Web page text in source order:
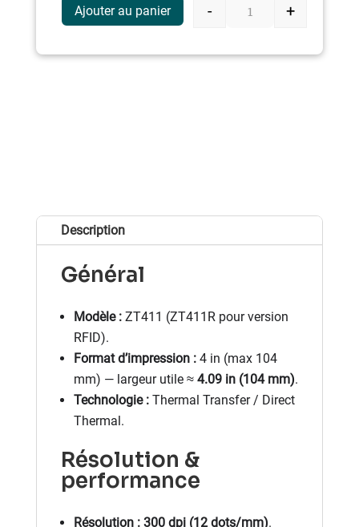
quantité de
- +
Ajouter au panier
Description
Général
Modèle :ZT411 (ZT411R pour version
RFID).
Format d’impression :4 in (max 104
mm) — largeur utile ≈ 4.09 in (104 mm).
Technologie :Thermal Transfer / Direct
Thermal.
Résolution &
performance
Résolution : 300 dpi (12 dots/mm).